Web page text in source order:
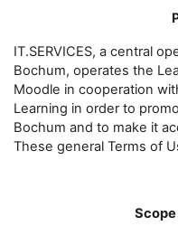
IT.SERVICES, a central
Bochum, operates the
Moodle in cooperation
Learning in order to
Bochum and to make it
These general Terms of